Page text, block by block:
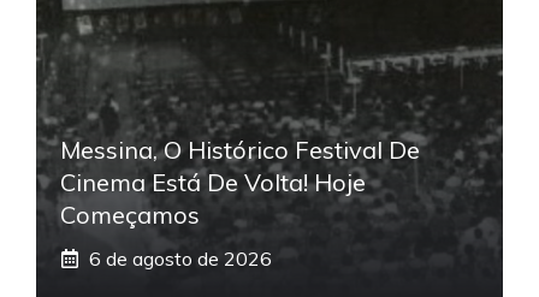
Messina, O Histórico Festival De
Cinema Está De Volta! Hoje
Começamos
6 de agosto de 2026